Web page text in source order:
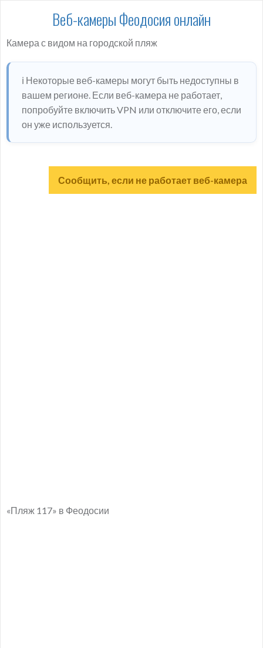
Веб-камеры Феодосия онлайн
Камера с видом на городской пляж
ℹ️ Некоторые веб-камеры могут быть недоступны в
вашем регионе. Если веб-камера не работает,
попробуйте включить VPN или отключите его, если
он уже используется.
Сообщить, если не работает веб-камера
«Пляж 117» в Феодосии